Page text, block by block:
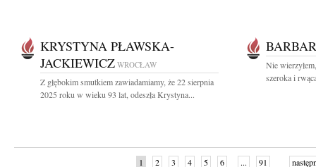
KRYSTYNA PŁAWSKA-
JACKIEWICZ WROCŁAW
Z głębokim smutkiem zawiadamiamy, że 22 sierpnia
2025 roku w wieku 93 lat, odeszła Krystyna...
Nie
szeroka i
1 2 3 4 5 6 ... 91